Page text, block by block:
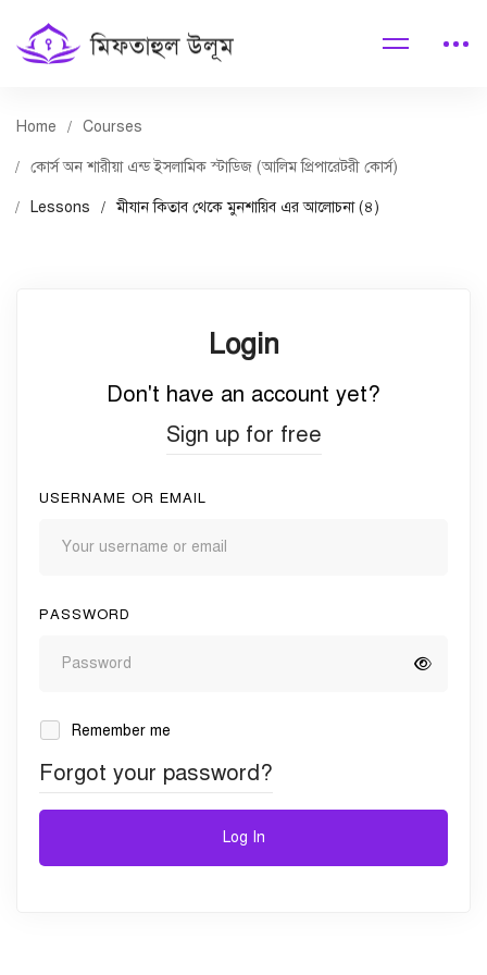
Home Courses
কোর্স অন শারীয়া এন্ড ইসলামিক স্টাডিজ (আলিম প্রিপারেটরী কোর্স)
Lessons মীযান কিতাব থেকে মুনশায়িব এর আলোচনা (৪)
Login
Don't have an account yet?
Sign up for free
USERNAME OR EMAIL
PASSWORD
Remember me
Forgot your password?
Log In